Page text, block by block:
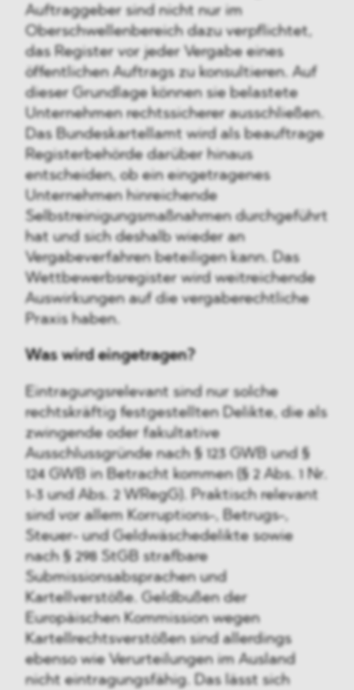
Auftraggeber sind nicht nur im
Oberschwellenbereich dazu verpflichtet,
das Register vor jeder Vergabe eines
öffentlichen Auftrags zu konsultieren. Auf
dieser Grundlage können sie belastete
Unternehmen rechtssicherer ausschließen.
Das Bundeskartellamt wird als beauftrage
Registerbehörde darüber hinaus
entscheiden, ob ein eingetragenes
Unternehmen hinreichende
Selbstreinigungsmaßnahmen durchgeführt
hat und sich deshalb wieder an
Vergabeverfahren beteiligen kann. Das
Wettbewerbsregister wird weitreichende
Auswirkungen auf die vergaberechtliche
Praxis haben.
Was wird eingetragen?
Eintragungsrelevant sind nur solche
rechtskräftig festgestellten Delikte, die als
zwingende oder fakultative
Ausschlussgründe nach § 123 GWB und §
124 GWB in Betracht kommen (§ 2 Abs. 1 Nr.
1-3 und Abs. 2 WRegG). Praktisch relevant
sind vor allem Korruptions-, Betrugs-,
Steuer- und Geldwäschedelikte sowie
nach § 298 StGB strafbare
Submissionsabsprachen und
Kartellverstöße. Geldbußen der
Europäischen Kommission wegen
Kartellrechtsverstößen sind allerdings
ebenso wie Verurteilungen im Ausland
nicht eintragungsfähig. Das lässt sich